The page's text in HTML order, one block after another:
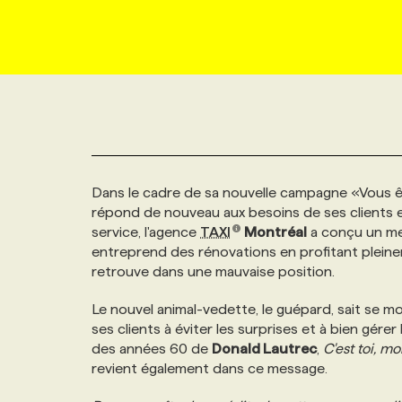
INITIATIVES NUMÉRIQUES
PRIX ET DISTINCTIONS
TENDANCES
MARKETING DURABLE
GEO/SEO
ÉVÉNEMENTIEL
NOS AUTEUR‧RICES
ANNONCEZ AVEC NOUS
PROFIL ENTREPRISE
FAQ
ANNONCEZ AVEC NOUS
PROFIL CANDIDAT
ANNONCEZ AVEC NOUS
NOS PARCOURS DE FORMATIONS
FORMATIONS PERSONNALISÉES
NOS FORMATEUR‧RICES
POURQUOI CHOISIR NOS FORMATIONS
SERVICE DE CHASSE DE TÊTE
NOS TARIFS
NOS EXPERTISES
Dans le cadre de sa nouvelle campagne
répond de nouveau aux besoins de ses clients
service, l'agence TAXI Montréala conçu un
entreprend des rénovations en profitant
retrouve dans une mauvaise position.
Le nouvel animal-vedette, le guépard, sait se
ses clients à éviter les surprises et à bien
des années 60 de Donald Lautrec, C'est toi,
revient également dans ce message.